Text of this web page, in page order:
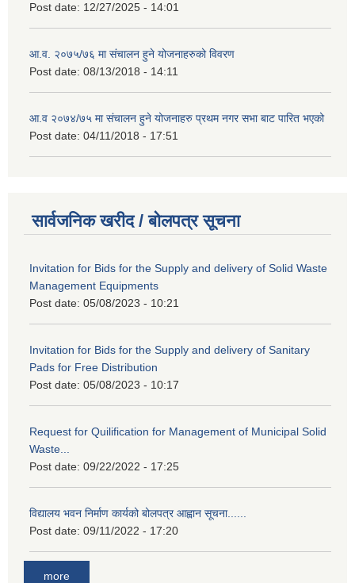
Post date: 12/27/2025 - 14:01
आ.व. २०७५/७६ मा संचालन हुने योजनाहरुको विवरण
Post date: 08/13/2018 - 14:11
आ.व २०७४/७५ मा संचालन हुने योजनाहरु प्रथम नगर सभा बाट पारित भएको
Post date: 04/11/2018 - 17:51
सार्वजनिक खरीद / बोलपत्र सूचना
Invitation for Bids for the Supply and delivery of Solid Waste
Management Equipments
Post date: 05/08/2023 - 10:21
Invitation for Bids for the Supply and delivery of Sanitary
Pads for Free Distribution
Post date: 05/08/2023 - 10:17
Request for Quilification for Management of Municipal Solid
Waste...
Post date: 09/22/2022 - 17:25
विद्यालय भवन निर्माण कार्यको बोलपत्र आह्वान सूचना......
Post date: 09/11/2022 - 17:20
more